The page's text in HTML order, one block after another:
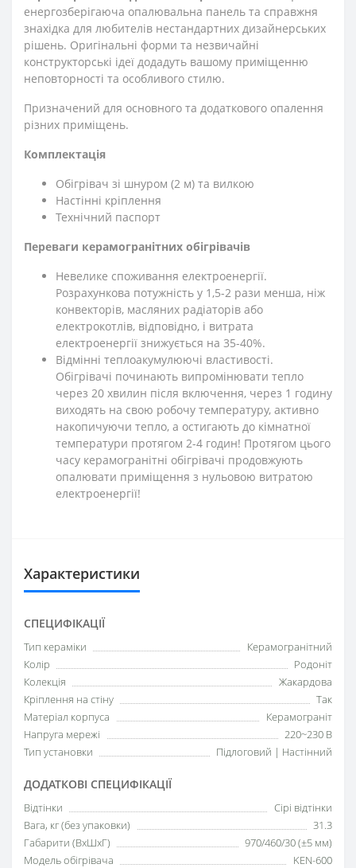
енергозберігаюча опалювальна панель та справжня
знахідка для любителів нестандартних дизайнерських
рішень. Оригінальні форми та незвичайні
конструкторські ідеї додадуть вашому приміщенню
неповторності та особливого стилю.
Призначений для основного та додаткового опалення
різних приміщень.
Комплектація
Обігрівач зі шнуром (2 м) та вилкою
Настінні кріплення
Технічний паспорт
Переваги керамогранітних обігрівачів
Невелике споживання електроенергії.
Розрахункова потужність у 1,5-2 рази менша, ніж
конвекторів, масляних радіаторів або
електрокотлів, відповідно, і витрата
електроенергії знижується на 35-40%.
Відмінні теплоакумулюючі властивості.
Обігрівачі починають випромінювати тепло
через 20 хвилин після включення, через 1 годину
виходять на свою робочу температуру, активно
накопичуючи тепло, а остигають до кімнатної
температури протягом 2-4 годин! Протягом цього
часу керамогранітні обігрівачі продовжують
опалювати приміщення з нульовою витратою
електроенергії!
Характеристики
СПЕЦИФІКАЦІЇ
Тип кераміки
Керамогранітний
Колір
Родоніт
Колекція
Жакардова
Кріплення на стіну
Так
Матеріал корпуса
Керамограніт
Напруга мережі
220~230 В
Тип установки
Підлоговий | Настінний
ДОДАТКОВІ СПЕЦИФІКАЦІЇ
Відтінки
Сірі відтінки
Вага, кг (без упаковки)
31.3
Габарити (ВхШхГ)
970/460/30 (±5 мм)
Модель обігрівача
KEN-600